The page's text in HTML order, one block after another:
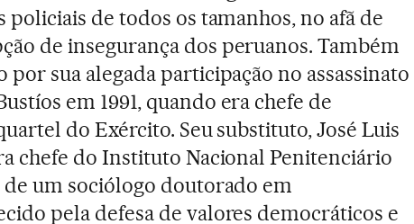
policiais de todos os tamanhos, no afã de
de insegurança dos peruanos. Também
sua alegada participação no assassinato
em 1991, quando era chefe de
do Exército. Seu substituto, José Luis
chefe do Instituto Nacional Penitenciário
de um sociólogo doutorado em
pela defesa de valores democráticos e